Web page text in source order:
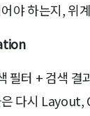
야 하는지, 위
필터 + 검
다시